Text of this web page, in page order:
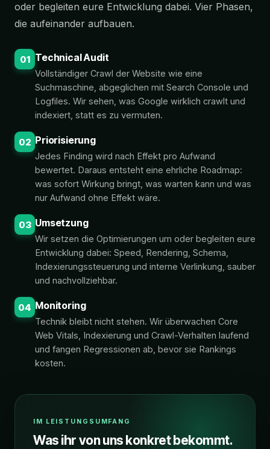
oder begleiten eure Entwicklung dabei. Vier Phasen,
die aufeinander aufbauen.
01 Technical Audit
Vollständiger Crawl der Website wie eine
Suchmaschine, abgeglichen mit Search Console und
Logfiles. Wir sehen, was Google wirklich crawlt und
indexiert, statt es zu vermuten.
02 Priorisierung
Jedes Finding wird nach Effekt pro Aufwand
bewertet. Daraus entsteht eine ehrliche Roadmap:
was sofort Wirkung bringt, was warten kann und was
nur Aufwand ohne Effekt wäre.
03 Umsetzung
Wir setzen die Optimierungen um oder begleiten eure
Entwicklung dabei: Speed, Rendering, Schema,
Indexierungssteuerung und interne Verlinkung, sauber
und nachvollziehbar.
04 Monitoring
Technik bleibt nicht stehen. Wir überwachen Core
Web Vitals, Indexierung und Crawl-Verhalten laufend
und fangen Regressionen ab, bevor sie Rankings
kosten.
IM LEISTUNGSUMFANG
Was ihr von uns konkret bekommt.